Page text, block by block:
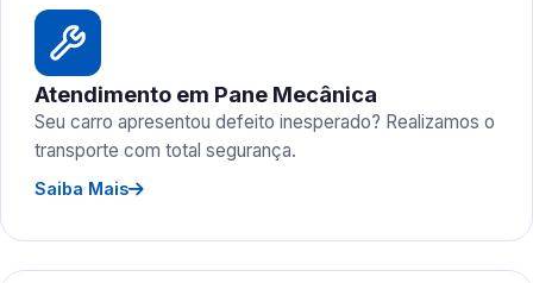
Atendimento em Pane Mecânica
Seu carro apresentou defeito inesperado? Realizamos o
transporte com total segurança.
Saiba Mais